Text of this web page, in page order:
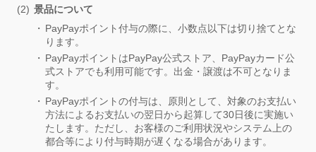
景品について
PayPayポイント付与の際に、小数点以下は切り捨てとな
ります。
PayPayポイントはPayPay公式ストア、PayPayカード公
式ストアでも利用可能です。出金・譲渡は不可となりま
す。
PayPayポイントの付与は、原則として、対象のお支払い
方法によるお支払いの翌日から起算して30日後に実施い
たします。ただし、お客様のご利用状況やシステム上の
都合等により付与時期が遅くなる場合があります。